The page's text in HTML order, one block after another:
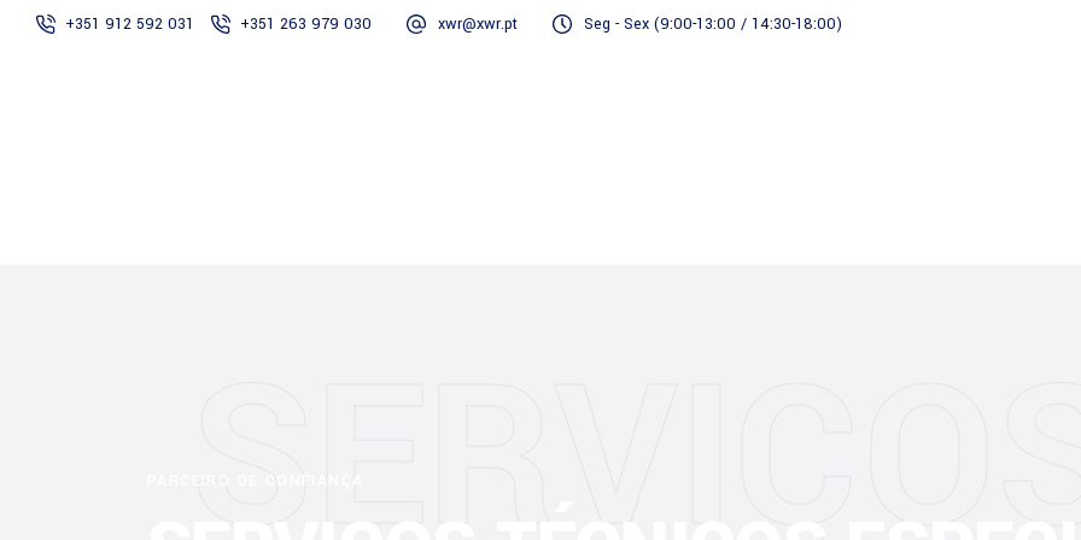
+351 912 592 031 +351 263 979 030 xwr@xwr.pt Seg - Sex (9:00-13:00 / 14:30-18:00)
PARCEIRO DE CONFIANÇA